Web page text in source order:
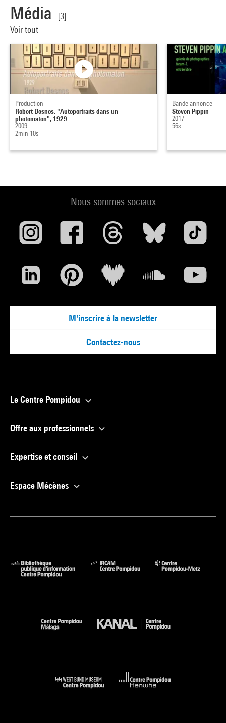
Média
[3]
Voir tout
Production
Robert Desnos, "Autoportraits dans un
photomaton", 1929
2009
2min 10s
Bande annonce
Steven Pippin
2017
56s
Nous sommes sociaux
M'inscrire à la newsletter
Contactez-nous
Le Centre Pompidou
Offre aux professionnels
Expertise et conseil
Espace Mécènes